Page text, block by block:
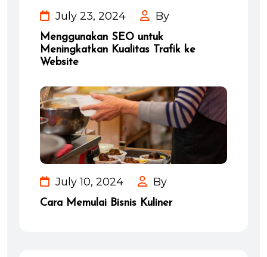
July 23, 2024 By
Menggunakan SEO untuk
Meningkatkan Kualitas Trafik ke
Website
July 10, 2024 By
Cara Memulai Bisnis Kuliner